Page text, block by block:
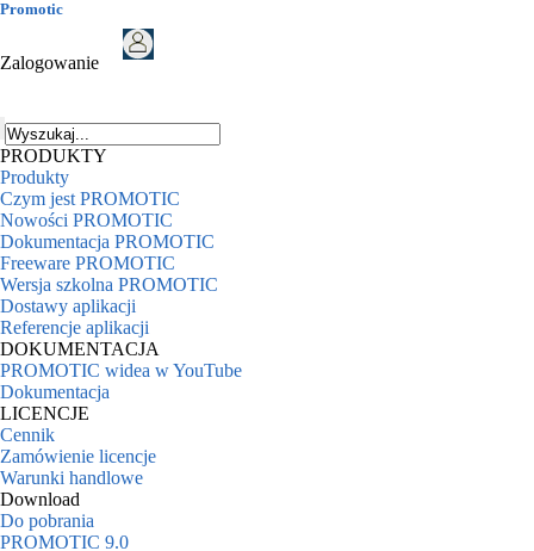
Promotic
Zalogowanie
PRODUKTY
Produkty
Czym jest PROMOTIC
Nowości PROMOTIC
Dokumentacja PROMOTIC
Freeware PROMOTIC
Wersja szkolna PROMOTIC
Dostawy aplikacji
Referencje aplikacji
DOKUMENTACJA
PROMOTIC widea w YouTube
Dokumentacja
LICENCJE
Cennik
Zamówienie licencje
Warunki handlowe
Download
Do pobrania
PROMOTIC 9.0